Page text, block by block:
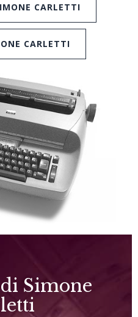
CARLETTI
CARLETTI
Simone